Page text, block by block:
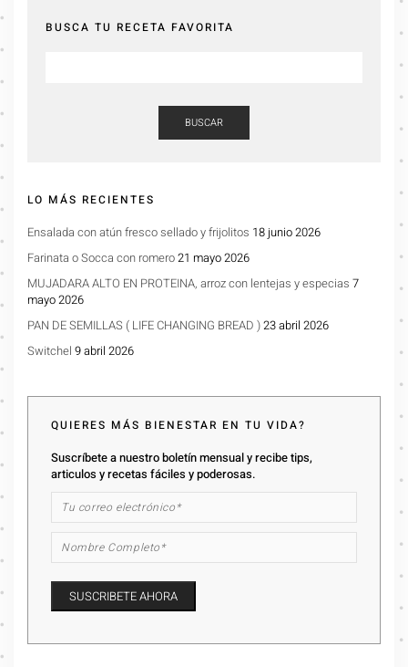
BUSCA TU RECETA FAVORITA
BUSCAR
LO MÁS RECIENTES
Ensalada con atún fresco sellado y frijolitos 18 junio 2026
Farinata o Socca con romero21 mayo 2026
MUJADARA ALTO EN PROTEINA, arroz con lentejas y especias 7
mayo 2026
PAN DE SEMILLAS ( LIFE CHANGING BREAD )23 abril 2026
Switchel 9 abril 2026
QUIERES MÁS BIENESTAR EN TU VIDA?
Suscríbete a nuestro boletín mensual y recibe tips,
articulos y recetas fáciles y poderosas.